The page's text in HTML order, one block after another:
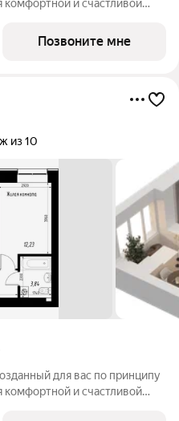
комфортной и счастливой
метро
Позвоните мне
из 10
для вас по принципу
комфортной и счастливой